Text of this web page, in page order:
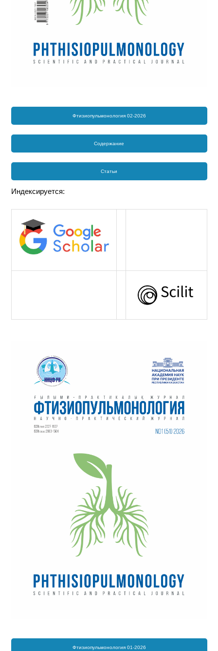
Фтизиопульмонология 02-2026
Содержание
Статьи
Индексируется:
Фтизиопульмонология 01-2026